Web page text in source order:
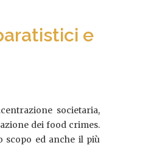
e
societaria,
dei food crimes.
scopo ed anche il più